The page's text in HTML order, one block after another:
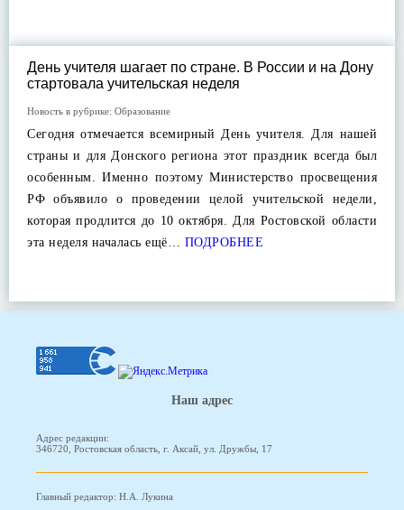
День учителя шагает по стране. В России и на Дону
стартовала учительская неделя
Новость в рубрике: Образование
Сегодня отмечается всемирный День учителя. Для нашей
страны и для Донского региона этот праздник всегда был
особенным. Именно поэтому Министерство просвещения
РФ объявило о проведении целой учительской недели,
которая продлится до 10 октября. Для Ростовской области
эта неделя началась ещё… ПОДРОБНЕЕ
Наш адрес
Адрес редакции:
346720, Ростовская область, г. Аксай, ул. Дружбы, 17
Главный редактор: Н.А. Лукина